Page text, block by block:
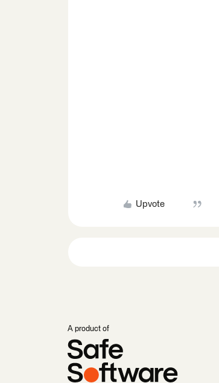
Upvote
A product of